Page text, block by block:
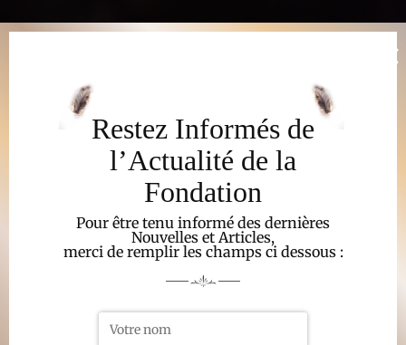
Restez Informés de
l’Actualité de la
Fondation
Pour être tenu informé des dernières
Nouvelles et Articles,
merci de remplir les champs ci dessous :